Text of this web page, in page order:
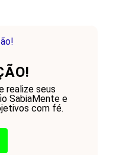
realize seus
SabiaMente e
com fé.